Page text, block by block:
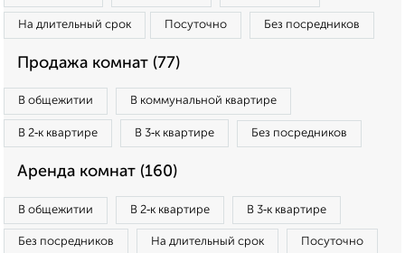
На длительный срок Посуточно Без посредников
Продажа комнат (77)
В общежитии В коммунальной квартире
В 2‑к квартире В 3‑к квартире Без посредников
Аренда комнат (160)
В общежитии В 2‑к квартире В 3‑к квартире
Без посредников На длительный срок Посуточно